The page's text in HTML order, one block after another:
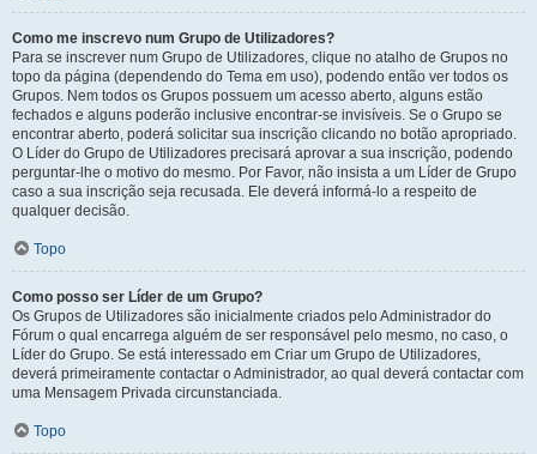
Como me inscrevo num Grupo de Utilizadores?
Para se inscrever num Grupo de Utilizadores, clique no atalho de Grupos no
topo da página (dependendo do Tema em uso), podendo então ver todos os
Grupos. Nem todos os Grupos possuem um acesso aberto, alguns estão
fechados e alguns poderão inclusive encontrar-se invisíveis. Se o Grupo se
encontrar aberto, poderá solicitar sua inscrição clicando no botão apropriado.
O Líder do Grupo de Utilizadores precisará aprovar a sua inscrição, podendo
perguntar-lhe o motivo do mesmo. Por Favor, não insista a um Líder de Grupo
caso a sua inscrição seja recusada. Ele deverá informá-lo a respeito de
qualquer decisão.
Topo
Como posso ser Líder de um Grupo?
Os Grupos de Utilizadores são inicialmente criados pelo Administrador do
Fórum o qual encarrega alguém de ser responsável pelo mesmo, no caso, o
Líder do Grupo. Se está interessado em Criar um Grupo de Utilizadores,
deverá primeiramente contactar o Administrador, ao qual deverá contactar com
uma Mensagem Privada circunstanciada.
Topo